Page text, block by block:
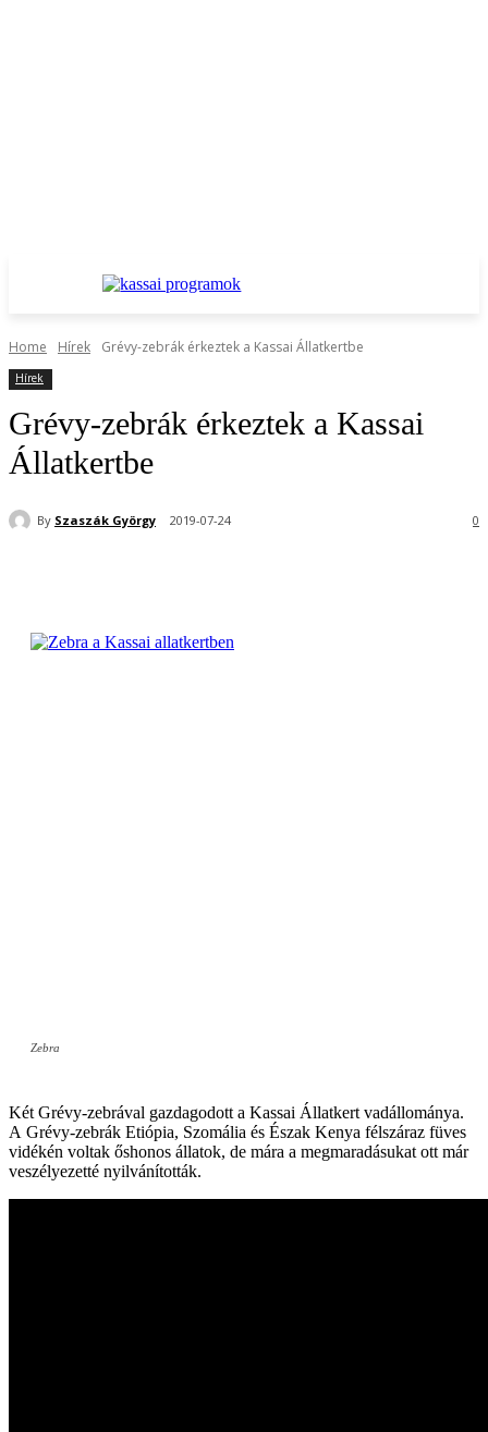
Home Hírek Grévy-zebrák érkeztek a Kassai Állatkertbe
Hírek
Grévy-zebrák érkeztek a Kassai
Állatkertbe
By Szaszák György 2019-07-24 0
Zebra
Két Grévy-zebrával gazdagodott a Kassai Állatkert vadállománya.
A Grévy-zebrák Etiópia, Szomália és Észak Kenya félszáraz füves
vidékén voltak őshonos állatok, de mára a megmaradásukat ott már
veszélyezetté nyilvánították.